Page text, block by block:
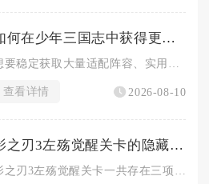
如何在少年三国志中获得更多好用的橙将
想要稳定获取大量适配阵容、实用性强的橙将，需要兼顾抽卡规划、...
查看详情 2026-08-10
影之刃3左殇觉醒关卡的隐藏任务有哪些